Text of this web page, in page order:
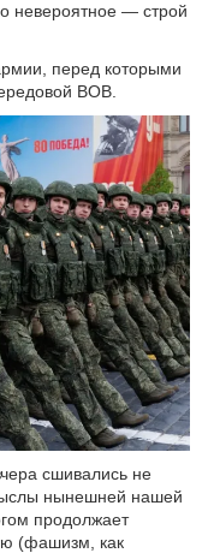
невероятное — строй
перед которыми
ВОВ.
сшивались не
нынешней нашей
продолжает
(фашизм, как